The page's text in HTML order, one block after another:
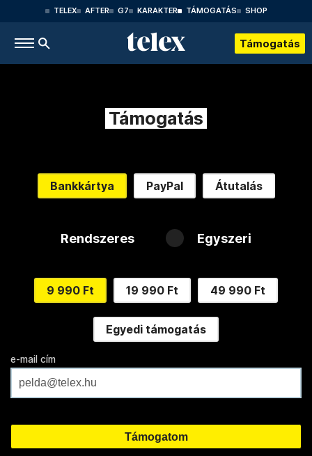
TELEX AFTER G7 KARAKTER TÁMOGATÁS SHOP
Támogatás
Támogatás
Bankkártya PayPal Átutalás
Rendszeres Egyszeri
9 990 Ft 19 990 Ft 49 990 Ft
Egyedi támogatás
e-mail cím